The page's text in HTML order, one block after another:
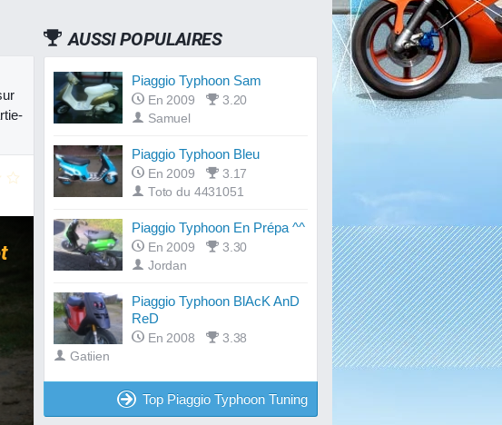
AUSSI POPULAIRES
Piaggio Typhoon Sam
En 2009
3.20
Samuel
Piaggio Typhoon Bleu
En 2009
3.17
Toto du 4431051
Piaggio Typhoon En Prépa ^^
En 2009
3.30
Jordan
Piaggio Typhoon BlAcK AnD
ReD
En 2008
3.38
Gatiien
Top Piaggio Typhoon Tuning